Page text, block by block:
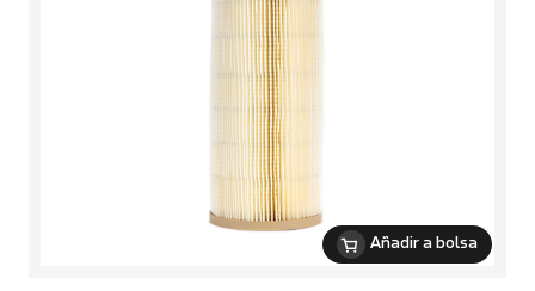
Añadir a bolsa